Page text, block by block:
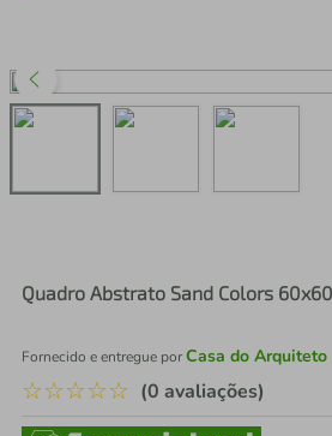
Quadro Abstrato Sand Colors
Fornecido e entregue porCasa do Arquiteto
☆☆☆☆☆ (0 avaliações)
perfume